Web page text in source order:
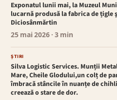
Exponatul lunii mai, la Muzeul
lucarnă produsă la fabrica de țigle
Diciosânmărtin
25 mai 2026 · 3 min
ȘTIRI
Silva Logistic Services. Munții
Mare, Cheile Glodului,un colț de
îmbracă stâncile în nuanțe de
creează o stare de dor.